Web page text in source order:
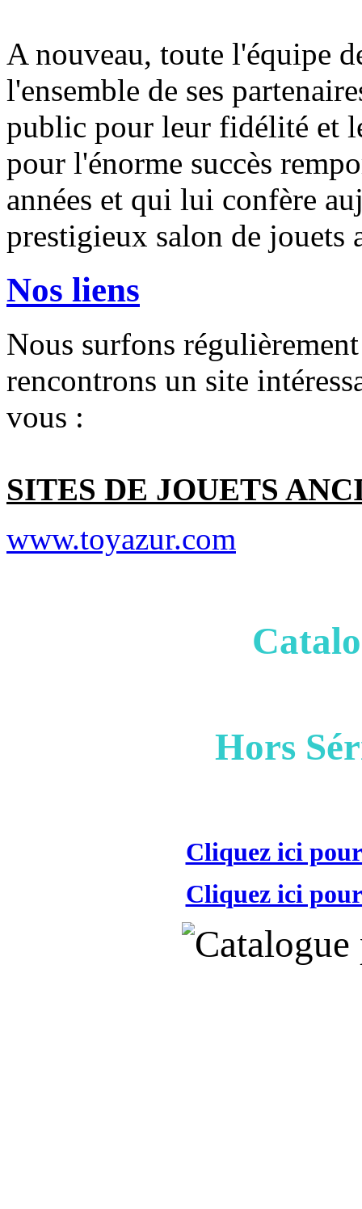
A nouveau, toute l'équipe
l'ensemble de ses
public pour leur fidélité et
pour l'énorme succès
années et qui lui confère
prestigieux salon de jouets
Nos liens
Nous surfons
rencontrons un site
vous :
SITES DE JOUETS
www.toyazur.com
Hors
Cliquez ici
Cliquez ici